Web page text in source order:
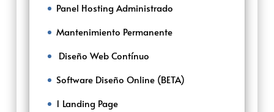
Panel Hosting Administrado
Mantenimiento Permanente
‌‌ ‌Diseño Web Contínuo
Software Diseño Online (BETA)
1 Landing Page